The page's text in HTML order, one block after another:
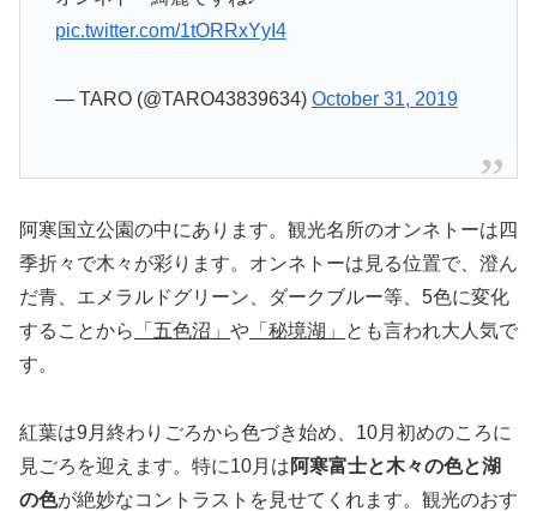
pic.twitter.com/1tORRxYyI4
— TARO (@TARO43839634) October 31, 2019
阿寒国立公園の中にあります。観光名所のオンネトーは四
季折々で木々が彩ります。オンネトーは見る位置で、澄ん
だ青、エメラルドグリーン、ダークブルー等、5色に変化
することから
「五色沼」 や 「秘境湖」
とも言われ大人気で
す。
紅葉は9月終わりごろから色づき始め、10月初めのころに
見ごろを迎えます。特に10月は阿寒富士と木々の色と湖
の色が絶妙なコントラストを見せてくれます。観光のおす